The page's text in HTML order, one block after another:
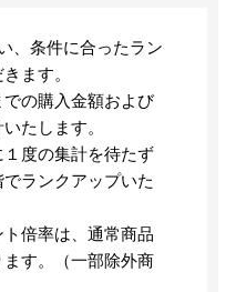
、条件に合ったラン
ます。
の購入金額および
たします。
度の集計を待たず
ランクアップいた
倍率は、通常商品
す。（一部除外商